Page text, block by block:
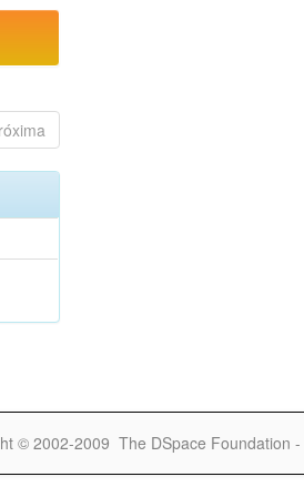
© 2002-2009 The DSpace Foundation -